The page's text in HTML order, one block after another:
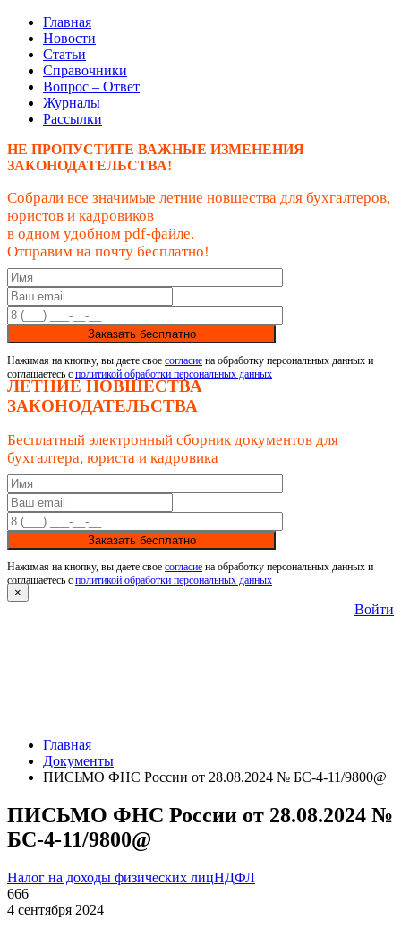
Главная
Новости
Статьи
Справочники
Вопрос – Ответ
Журналы
Рассылки
НЕ ПРОПУСТИТЕ ВАЖНЫЕ ИЗМЕНЕНИЯ
ЗАКОНОДАТЕЛЬСТВА!
Собрали все значимые летние новшества для бухгалтеров,
юристов и кадровиков
в одном удобном pdf-файле.
Отправим на почту бесплатно!
Заказать бесплатно
Нажимая на кнопку, вы даете свое согласие на обработку персональных данных и
соглашаетесь с политикой обработки персональных данных
ЛЕТНИЕ НОВШЕСТВА
ЗАКОНОДАТЕЛЬСТВА
Бесплатный электронный сборник документов для
бухгалтера, юриста и кадровика
Заказать бесплатно
Нажимая на кнопку, вы даете свое согласие на обработку персональных данных и
соглашаетесь с политикой обработки персональных данных
×
Войти
Главная
Документы
ПИСЬМО ФНС России от 28.08.2024 № БС-4-11/9800@
ПИСЬМО ФНС России от 28.08.2024 №
БС-4-11/9800@
Налог на доходы физических лицНДФЛ
666
4 сентября 2024